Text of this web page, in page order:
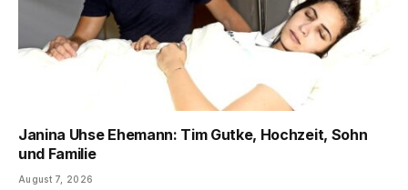
Janina Uhse Ehemann: Tim Gutke, Hochzeit, Sohn
und Familie
August 7, 2026